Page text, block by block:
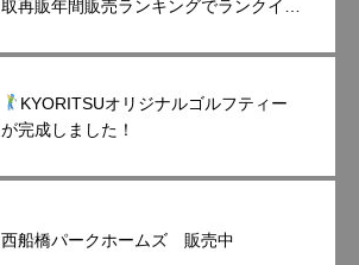
取再販年間販売ランキングでランクイン
KYORITSUオリジナルゴルフティー
が完成しました！
西船橋パークホームズ 販売中